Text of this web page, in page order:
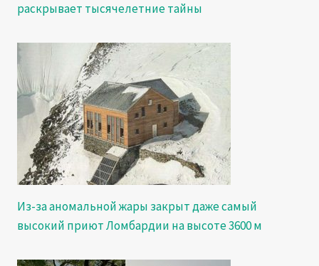
раскрывает тысячелетние тайны
Из-за аномальной жары закрыт даже самый
высокий приют Ломбардии на высоте 3600 м